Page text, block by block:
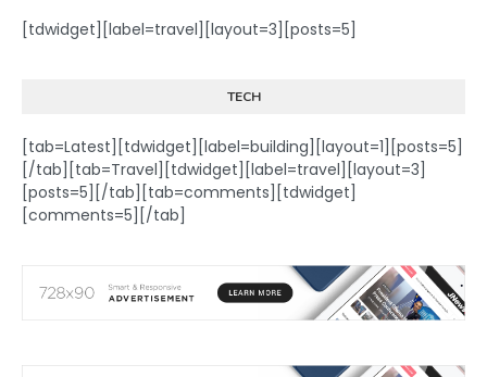
[tdwidget][label=travel][layout=3][posts=5]
TECH
[tab=Latest][tdwidget][label=building][layout=1][posts=5]
[/tab][tab=Travel][tdwidget][label=travel][layout=3]
[posts=5][/tab][tab=comments][tdwidget]
[comments=5][/tab]